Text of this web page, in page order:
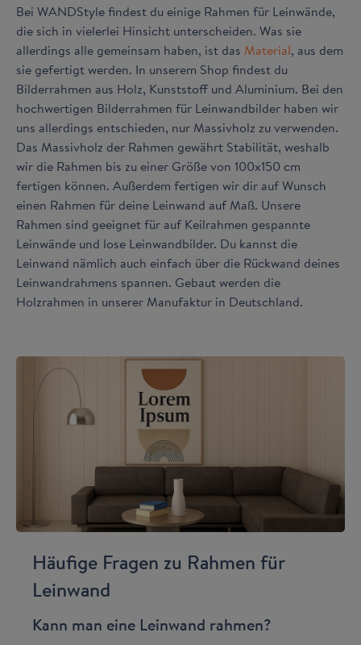
Bei WANDStyle findest du einige Rahmen für Leinwände,
die sich in vielerlei Hinsicht unterscheiden. Was sie
allerdings alle gemeinsam haben, ist das Material, aus dem
sie gefertigt werden. In unserem Shop findest du
Bilderrahmen aus Holz, Kunststoff und Aluminium. Bei den
hochwertigen Bilderrahmen für Leinwandbilder haben wir
uns allerdings entschieden, nur Massivholz zu verwenden.
Das Massivholz der Rahmen gewährt Stabilität, weshalb
wir die Rahmen bis zu einer Größe von 100x150 cm
fertigen können. Außerdem fertigen wir dir auf Wunsch
einen Rahmen für deine Leinwand auf Maß. Unsere
Rahmen sind geeignet für auf Keilrahmen gespannte
Leinwände und lose Leinwandbilder. Du kannst die
Leinwand nämlich auch einfach über die Rückwand deines
Leinwandrahmens spannen. Gebaut werden die
Holzrahmen in unserer Manufaktur in Deutschland.
Häufige Fragen zu Rahmen für
Leinwand
Kann man eine Leinwand rahmen?